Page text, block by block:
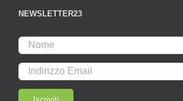
NEWSLETTER23